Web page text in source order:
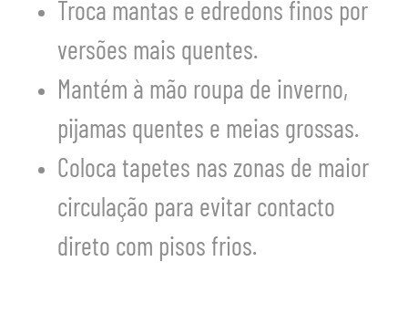
Troca mantas e edredons finos por
versões mais quentes.
Mantém à mão roupa de inverno,
pijamas quentes e meias grossas.
Coloca tapetes nas zonas de maior
circulação para evitar contacto
direto com pisos frios.